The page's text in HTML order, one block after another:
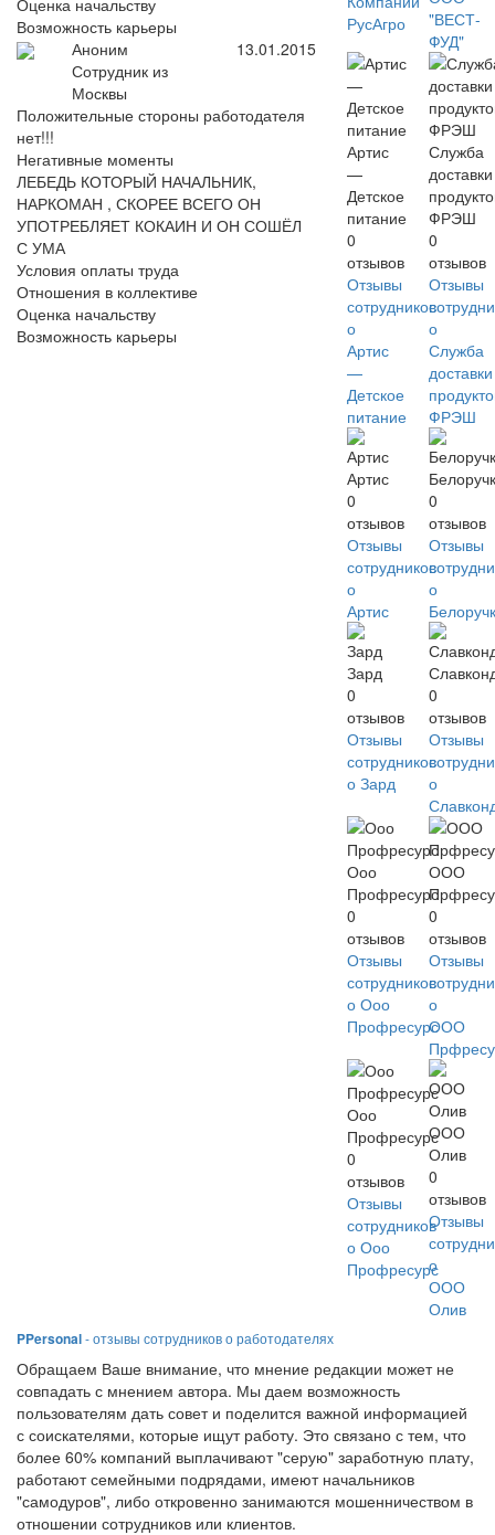
Оценка начальству
Возможность карьеры
Аноним
Сотрудник из
Москвы
13.01.2015
Положительные стороны работодателя
нет!!!
Негативные моменты
ЛЕБЕДЬ КОТОРЫЙ НАЧАЛЬНИК,
НАРКОМАН , СКОРЕЕ ВСЕГО ОН
УПОТРЕБЛЯЕТ КОКАИН И ОН СОШЁЛ
С УМА
Условия оплаты труда
Отношения в коллективе
Оценка начальству
Возможность карьеры
РусАгро
"ВЕСТ-
ФУД"
Артис
—
Детское
питание
0
отзывов
Отзывы
сотрудников
о
Артис
—
Детское
питание
Служба
доставки
ФРЭШ
0
отзывов
Отзывы
о
Служба
доставки
ФРЭШ
Артис
0
отзывов
Отзывы
сотрудников
о
Артис
0
отзывов
Отзывы
о
Зард
0
отзывов
Отзывы
сотрудников
о Зард
0
отзывов
Отзывы
о
Ооо
Профресурс
0
отзывов
Отзывы
сотрудников
о Ооо
Профресурс
ООО
0
отзывов
Отзывы
о
ООО
Ооо
Профресурс
0
отзывов
Отзывы
сотрудников
о Ооо
Профресурс
ООО
Олив
0
отзывов
Отзывы
о
ООО
Олив
PPersonal- отзывы сотрудников о работодателях
Обращаем Ваше внимание, что мнение редакции может не
совпадать с мнением автора. Мы даем возможность
пользователям дать совет и поделится важной информацией
с соискателями, которые ищут работу. Это связано с тем, что
более 60% компаний выплачивают "серую" заработную плату,
работают семейными подрядами, имеют начальников
"самодуров", либо откровенно занимаются мошенничеством в
отношении сотрудников или клиентов.